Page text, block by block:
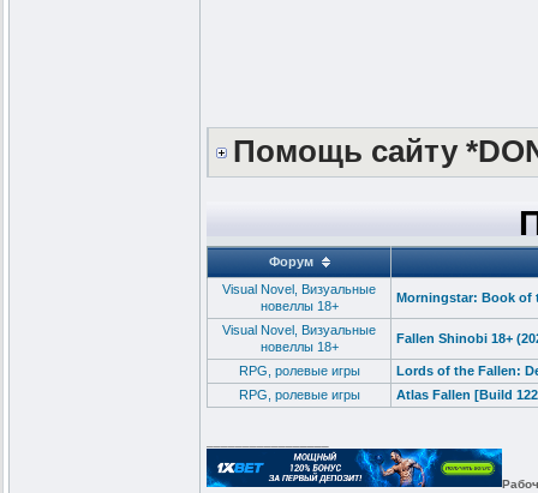
Помощь сайту
Форум
Visual Novel, Визуальные
новеллы 18+
Morningstar: Book of
Visual Novel, Визуальные
новеллы 18+
Fallen Shinobi 18+
RPG, ролевые игры
Lords of the Fallen:
RPG, ролевые игры
Atlas Fallen [Build